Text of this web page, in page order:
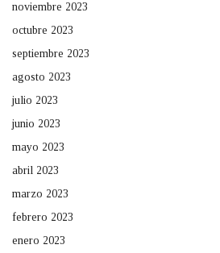
noviembre 2023
octubre 2023
septiembre 2023
agosto 2023
julio 2023
junio 2023
mayo 2023
abril 2023
marzo 2023
febrero 2023
enero 2023